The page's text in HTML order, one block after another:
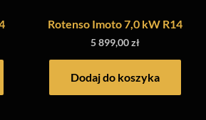
Rotenso Imoto 7,0 kW R14
5 899,00zł
Dodaj do koszyka